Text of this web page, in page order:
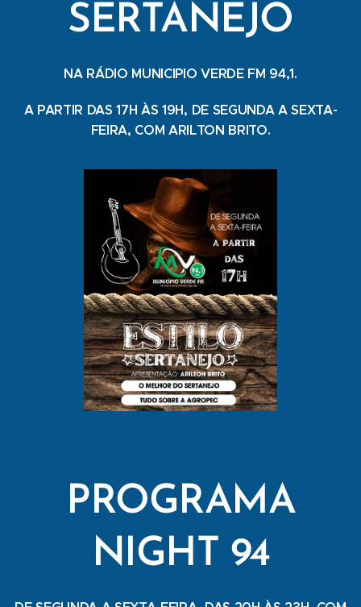
SERTANEJO
NA RÁDIO MUNICIPIO VERDE FM 94,1.
A PARTIR DAS 17H ÀS 19H, DE SEGUNDA A SEXTA-
FEIRA, COM ARILTON BRITO.
PROGRAMA
NIGHT 94